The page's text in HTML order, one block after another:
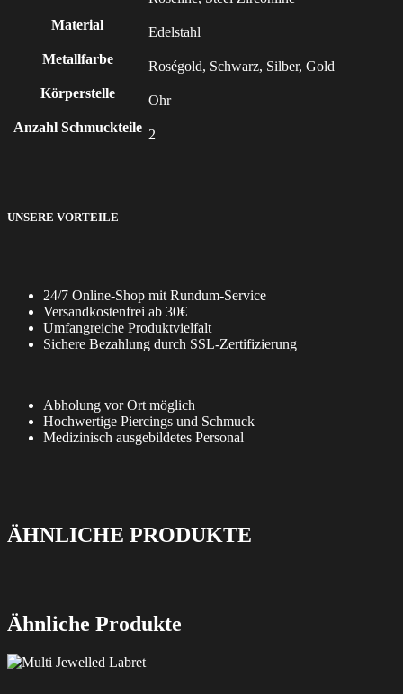
Material
Edelstahl
Metallfarbe
Roségold, Schwarz, Silber, Gold
Körperstelle
Ohr
Anzahl Schmuckteile 2
UNSERE VORTEILE
24/7 Online-Shop mit Rundum-Service
Versandkostenfrei ab 30€
Umfangreiche Produktvielfalt
Sichere Bezahlung durch SSL-Zertifizierung
Abholung vor Ort möglich
Hochwertige Piercings und Schmuck
Medizinisch ausgebildetes Personal
ÄHNLICHE PRODUKTE
Ähnliche Produkte
Dieses